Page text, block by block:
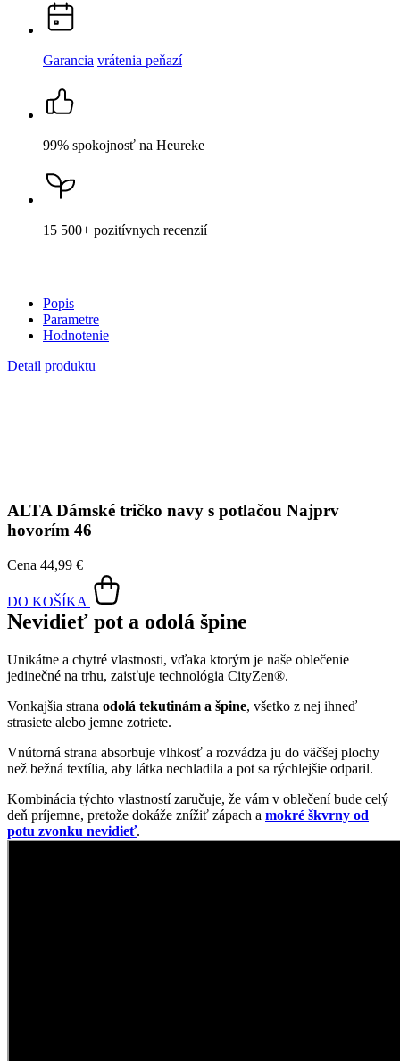
Garancia vrátenia peňazí
99% spokojnosť na Heureke
15 500+ pozitívnych recenzií
Popis
Parametre
Hodnotenie
Detail produktu
ALTADámské tričko navy s potlačou Najprv
hovorím 46
Cena 44,99 €
DO KOŠÍKA
Nevidieť pot a odolá špine
Unikátne a chytré vlastnosti, vďaka ktorým je naše oblečenie
jedinečné na trhu, zaisťuje technológia CityZen®.
Vonkajšia strana odolá tekutinám a špine, všetko z nej ihneď
strasiete alebo jemne zotriete.
Vnútorná strana absorbuje vlhkosť a rozvádza ju do väčšej plochy
než bežná textília, aby látka nechladila a pot sa rýchlejšie odparil.
Kombinácia týchto vlastností zaručuje, že vám v oblečení bude celý
deň príjemne, pretože dokáže znížiť zápach a mokré škvrny od
potu zvonku nevidieť.